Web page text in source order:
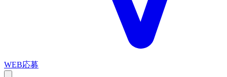
WEB応募